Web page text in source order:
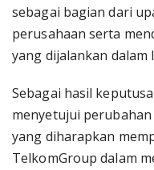
sebagai bagian dari
perusahaan serta
yang dijalankan
Sebagai hasil
menyetujui
yang diharapkan
TelkomGroup dalam